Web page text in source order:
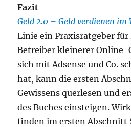
Fazit
Geld 2.0 – Geld verdienen im
Linie ein Praxisratgeber für
Betreiber kleinerer Online-
sich mit Adsense und Co.
hat, kann die ersten
Gewissens querlesen und
des Buches einsteigen.
finden im ersten